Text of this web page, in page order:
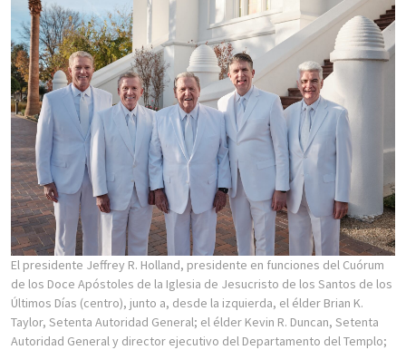
El presidente Jeffrey R. Holland, presidente en funciones del Cuórum
de los Doce Apóstoles de la Iglesia de Jesucristo de los Santos de los
Últimos Días (centro), junto a, desde la izquierda, el élder Brian K.
Taylor, Setenta Autoridad General; el élder Kevin R. Duncan, Setenta
Autoridad General y director ejecutivo del Departamento del Templo;